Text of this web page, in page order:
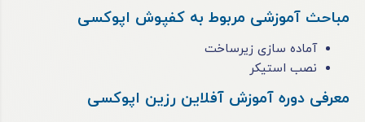
مباحث آموزشی مربوط به کفپوش اپوکسی
آماده سازی زیرساخت
نصب استیکر
معرفی دوره آموزش آفلاین رزین اپوکسی